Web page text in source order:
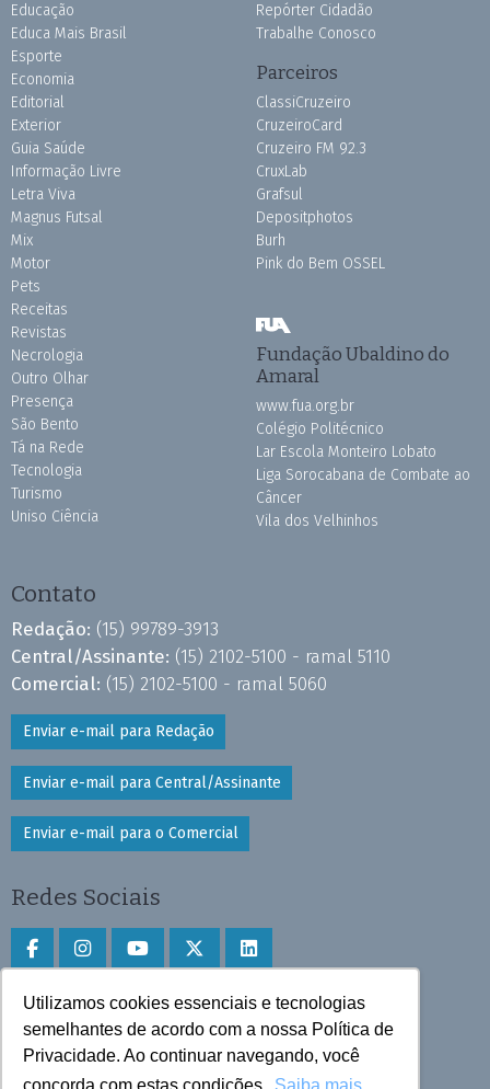
Utilizamos cookies essenciais e tecnologias
semelhantes de acordo com a nossa Política de
Privacidade. Ao continuar navegando, você
Educação
Educa Mais Brasil
Esporte
Economia
Editorial
Exterior
Guia Saúde
Informação Livre
Letra Viva
Magnus Futsal
Mix
Motor
Pets
Receitas
Revistas
Necrologia
Outro Olhar
Presença
São Bento
Tá na Rede
Tecnologia
Turismo
Uniso Ciência
Repórter Cidadão
Trabalhe Conosco
Parceiros
ClassiCruzeiro
CruzeiroCard
Cruzeiro FM 92.3
CruxLab
Grafsul
Depositphotos
Burh
Pink do Bem OSSEL
Fundação Ubaldino do
Amaral
www.fua.org.br
Colégio Politécnico
Lar Escola Monteiro Lobato
Liga Sorocabana de Combate ao
Câncer
Vila dos Velhinhos
Contato
Redação: (15) 99789-3913
Central/Assinante: (15) 2102-5100 - ramal 5110
Comercial: (15) 2102-5100 - ramal 5060
Enviar e-mail para Redação
Enviar e-mail para Central/Assinante
Enviar e-mail para o Comercial
Redes Sociais
Faça download do aplicativo
Play Store e App Store